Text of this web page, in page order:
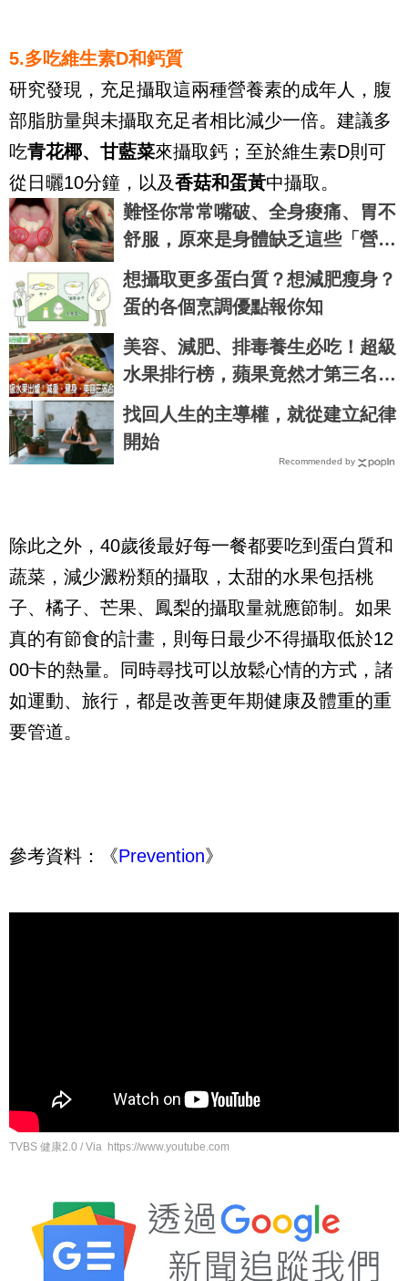
5.多吃維生素D和鈣質
研究發現，充足攝取這兩種營養素的成年人，腹
部脂肪量與未攝取充足者相比減少一倍。建議多
吃青花椰、甘藍菜來攝取鈣；至於維生素D則可
從日曬10分鐘，以及香菇和蛋黃中攝取。
難怪你常常嘴破、全身痠痛、胃不
舒服，原來是身體缺乏這些「營養
素」了！｜每日健康 Health
想攝取更多蛋白質？想減肥瘦身？
蛋的各個烹調優點報你知
美容、減肥、排毒養生必吃！超級
水果排行榜，蘋果竟然才第三名｜
每日健康 Health
找回人生的主導權，就從建立紀律
開始
Recommended by
除此之外，40歲後最好每一餐都要吃到蛋白質和
蔬菜，減少澱粉類的攝取，太甜的水果包括桃
子、橘子、芒果、鳳梨的攝取量就應節制。如果
真的有節食的計畫，則每日最少不得攝取低於12
00卡的熱量。同時尋找可以放鬆心情的方式，諸
如運動、旅行，都是改善更年期健康及體重的重
要管道。
參考資料：《Prevention》
TVBS 健康2.0 / Via https://www.youtube.com